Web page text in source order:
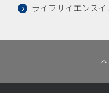
ライフサイエンス